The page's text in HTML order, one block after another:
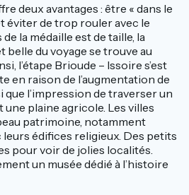
deux avantages : être « dans le
éviter de trop rouler avec le
de la médaille est de taille, la
belle du voyage se trouve au
l’étape Brioude – Issoire s’est
en raison de l’augmentation de
que l’impression de traverser un
une plaine agricole. Les villes
patrimoine, notamment
leurs édifices religieux. Des petits
pour voir de jolies localités.
un musée dédié à l’histoire